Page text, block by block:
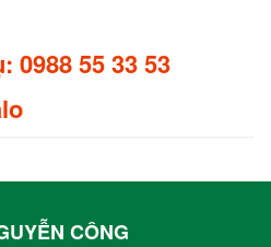
0988 55 33 53
CÔNG